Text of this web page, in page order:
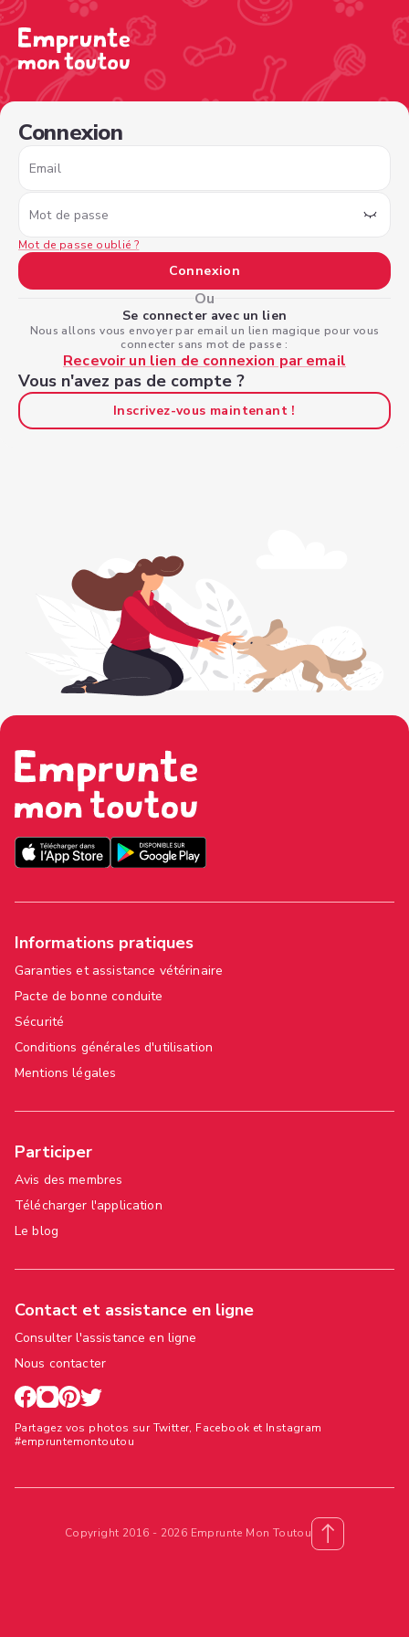
Connexion
Email
Mot de passe
Mot de passe oublié ?
Connexion
Ou
Se connecter avec un lien
Nous allons vous envoyer par email un lien magique pour vous
connecter sans mot de passe :
Recevoir un lien de connexion par email
Vous n'avez pas de compte ?
Inscrivez-vous maintenant !
Informations pratiques
Garanties et assistance vétérinaire
Pacte de bonne conduite
Sécurité
Conditions générales d'utilisation
Mentions légales
Participer
Avis des membres
Télécharger l'application
Le blog
Contact et assistance en ligne
Consulter l'assistance en ligne
Nous contacter
Partagez vos photos sur Twitter, Facebook et Instagram
#empruntemontoutou
Copyright 2016 - 2026 Emprunte Mon Toutou
/sign-in?nextPage=%2Fview-profile%2Ffb267922-7a21-